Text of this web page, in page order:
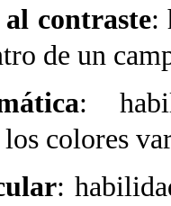
contraste:
de un
:
colores
: